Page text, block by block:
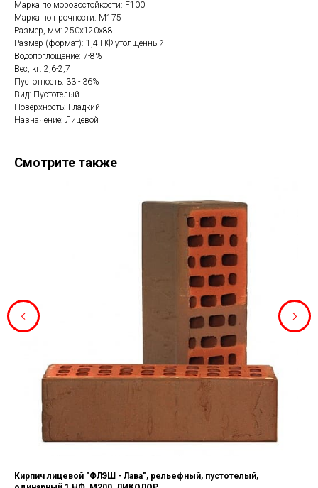
Марка по морозостойкости: F100
Марка по прочности: М175
Размер, мм: 250x120x88
Размер (формат): 1,4 НФ утолщенный
Водопоглощение: 7-8%
Вес, кг: 2,6-2,7
Пустотность: 33 - 36%
Вид: Пустотелый
Поверхность: Гладкий
Назначение: Лицевой
Смотрите также
Кирпич лицевой "ФЛЭШ - Лава", рельефный, пустотелый,